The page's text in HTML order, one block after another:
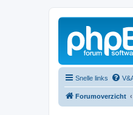
Snelle links
Forumoverzicht